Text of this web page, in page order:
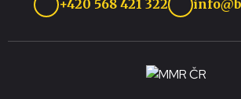
+420 568 421 322